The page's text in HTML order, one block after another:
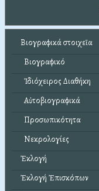
Βιογραφικά στοιχεῖα
Βιογραφικό
Ἰδιόχειρος Διαθήκη
Αὐτοβιογραφικά
Προσωπικότητα
Νεκρολογίες
Ἐκλογή
Ἐκλογή Ἐπισκόπων